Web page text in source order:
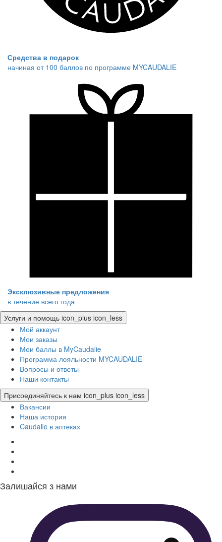
Средства в подарок
начиная от 100 баллов по программе MYCAUDALIE
Эксклюзивные предложения
в течение всего года
Услуги и помощь icon_plus icon_less
Мой аккаунт
Мои заказы
Мои баллы в MyCaudalie
Программа лояльности MYCAUDALIE
Вопросы и ответы
Наши контакты
Присоединяйтесь к нам icon_plus icon_less
Вакансии
Наша история
Caudalie в аптеках
Залишайся з нами